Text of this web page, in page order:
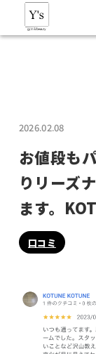
2026.02.08
お値段も
りリーズ
ます。
口コミ